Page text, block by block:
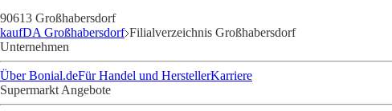
90613 Großhabersdorf
kaufDA Großhabersdorf Filialverzeichnis Großhabersdorf
Unternehmen
Über Bonial.deFür Handel und HerstellerKarriere
Supermarkt Angebote